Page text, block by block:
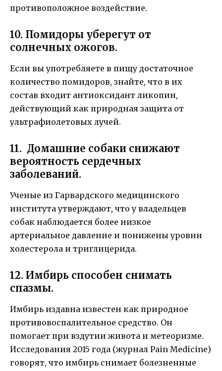
противоположное воздействие.
10. Помидоры уберегут от
солнечных ожогов.
Если вы употребляете в пищу достаточное
количество помидоров, знайте, что в их
состав входит антиоксидант ликопин,
действующий как природная защита от
ультрафиолетовых лучей.
11. Домашние собаки снижают
вероятность сердечных
заболеваний.
Ученые из Гарвардского медицинского
института утверждают, что у владельцев
собак наблюдается более низкое
артериальное давление и понижены уровни
холестерола и триглицерида.
12. Имбирь способен снимать
спазмы.
Имбирь издавна известен как природное
противовоспалительное средство. Он
помогает при вздутии живота и метеоризме.
Исследования 2015 года (журнал Pain Medicine)
говорят, что имбирь снимает болезненные